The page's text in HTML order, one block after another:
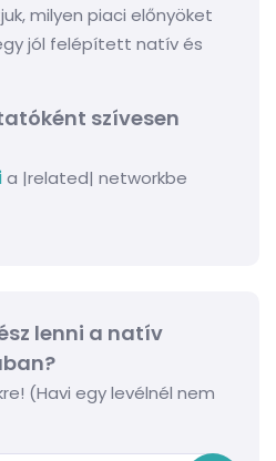
milyen piaci előnyöket
jól felépített natív és
szívesen
a |related| networkbe
lenni a natív
(Havi egy levélnél nem